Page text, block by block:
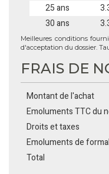
25 ans
30 ans
Meilleures conditions
d'acceptation du dossier.
FRAIS DE
Montant de l'achat
Emoluments TTC du
Droits et taxes
Emoluments de
Total